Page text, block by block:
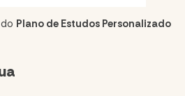
Plano de Estudos Personalizado